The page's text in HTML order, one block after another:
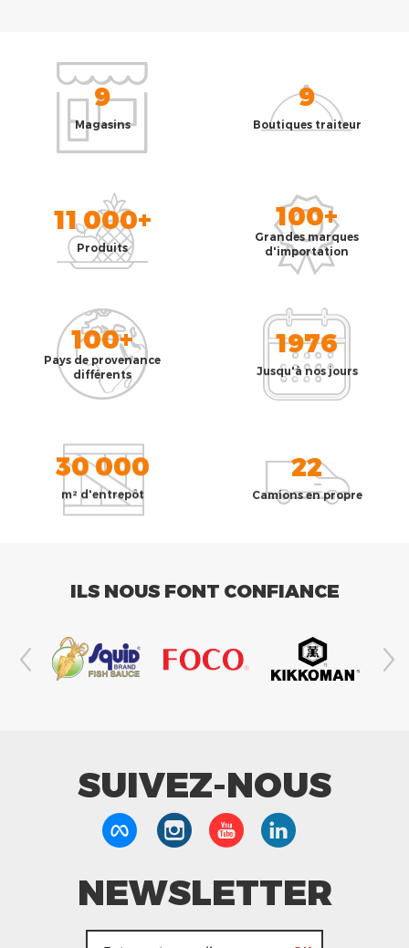
9
Magasins
9
Boutiques traiteur
11 000+
Produits
100+
Grandes marques
d'importation
100+
Pays de provenance
différents
1976
Jusqu'à nos jours
30 000
m² d'entrepôt
22
Camions en propre
ILS NOUS FONT CONFIANCE
SUIVEZ-NOUS
NEWSLETTER